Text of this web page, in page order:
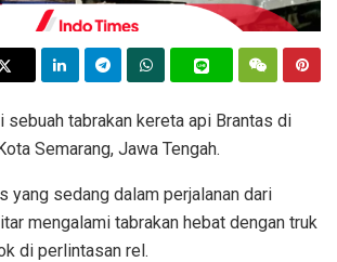
sebuah tabrakan kereta api Brantas di
Semarang, Jawa Tengah.
yang sedang dalam perjalanan dari
mengalami tabrakan hebat dengan truk
di perlintasan rel.